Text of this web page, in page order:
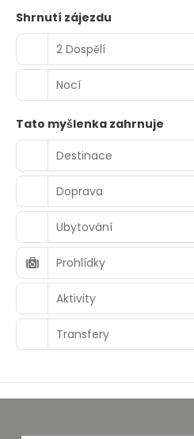
Shrnutí zájezdu
2 Dospělí
Nocí
Tato myšlenka zahrnuje
Destinace
Doprava
Ubytování
Prohlídky
Aktivity
Transfery